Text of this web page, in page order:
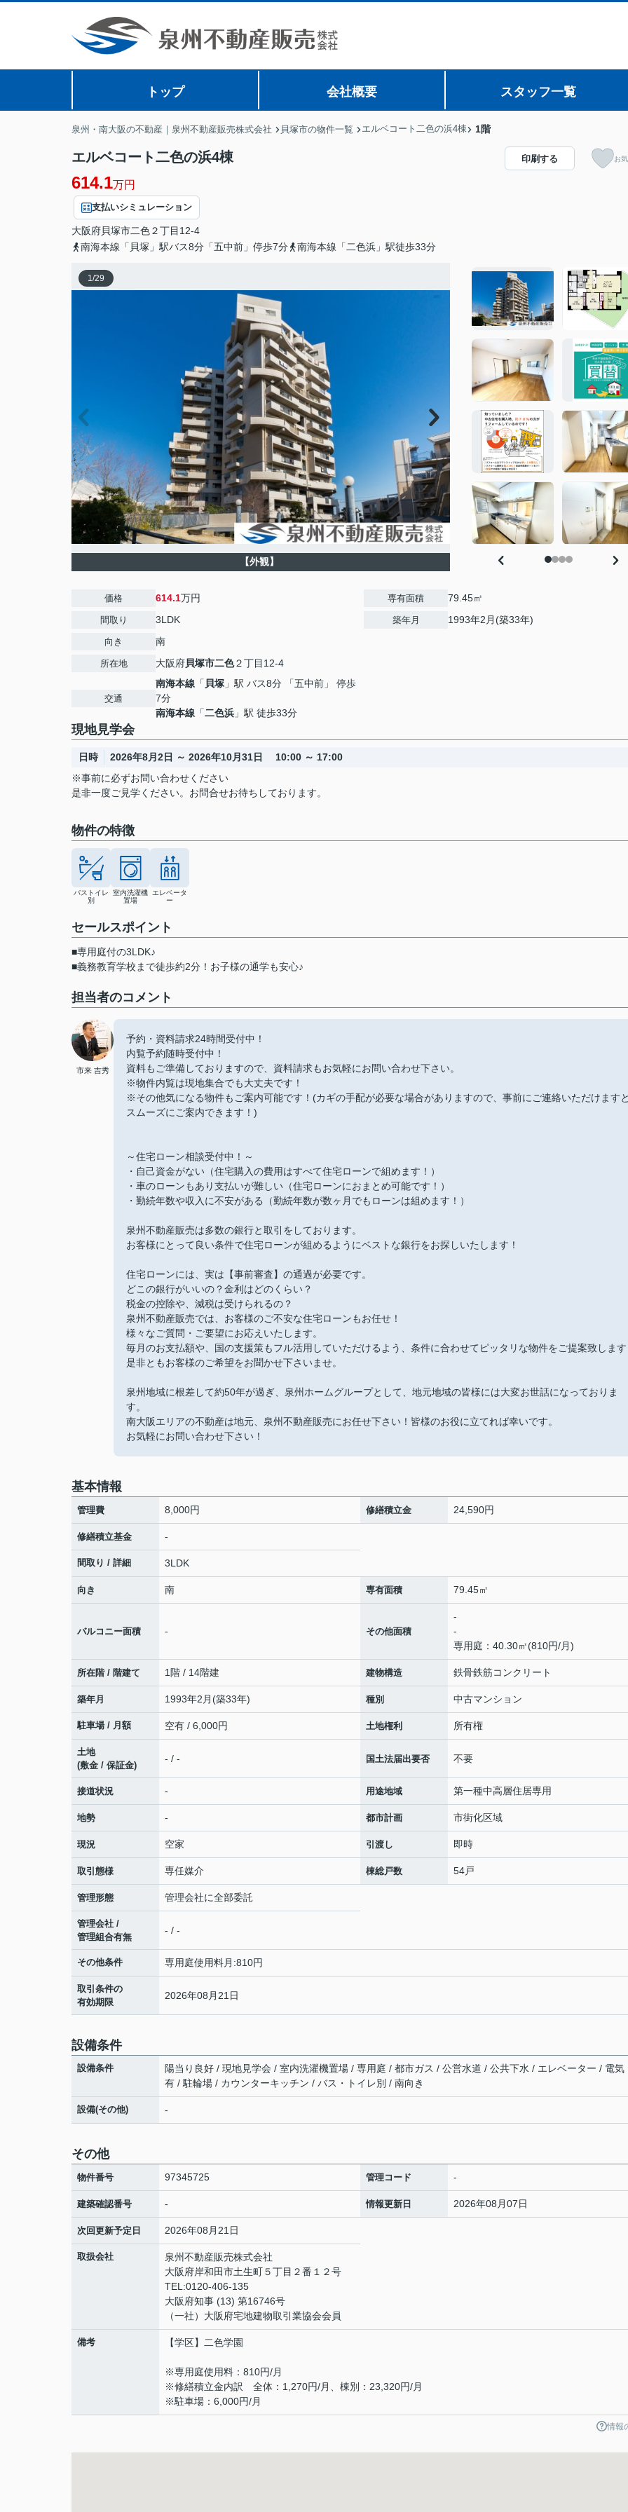
トップ 会社概要 スタッフ一覧
泉州・南大阪の不動産｜泉州不動産販売株式会社 貝塚市の物件一覧 エルベコート二色の浜4棟 1階
エルベコート二色の浜4棟
614.1万円
支払いシミュレーション
大阪府貝塚市二色２丁目12-4
南海本線「貝塚」駅バス8分「五中前」停歩7分
南海本線「二色浜」駅徒歩33分
印刷する お
1/29
【外観】
価格 614.1万円
間取り 3LDK
向き 南
所在地 大阪府貝塚市二色２丁目12-4
交通
南海本線 「 貝塚 」駅 バス8分 「五中前」 停歩
7分
南海本線 「二色浜 」駅 徒歩33分
専有面積 79.45㎡
築年月 1993年2月(築33年)
現地見学会
日時
2026年8月2日 ～ 2026年10月31日 10:00 ～ 17:00
※事前に必ずお問い合わせください
是非一度ご見学ください。お問合せお待ちしております。
物件の特徴
バストイレ
別
室内洗濯機
置場
エレベータ
ー
セールスポイント
■専用庭付の3LDK♪
■義務教育学校まで徒歩約2分！お子様の通学も安心♪
担当者のコメント
市来 吉秀
予約・資料請求24時間受付中！
内覧予約随時受付中！
資料もご準備しておりますので、資料請求もお気軽にお問い合わせ下さい。
※物件内覧は現地集合でも大丈夫です！
※その他気になる物件もご案内可能です！(カギの手配が必要な場合がありますので、事前にご連絡いただけます
スムーズにご案内できます！)
～住宅ローン相談受付中！～
・自己資金がない（住宅購入の費用はすべて住宅ローンで組めます！）
・車のローンもあり支払いが難しい（住宅ローンにおまとめ可能です！）
・勤続年数や収入に不安がある（勤続年数が数ヶ月でもローンは組めます！）
泉州不動産販売は多数の銀行と取引をしております。
お客様にとって良い条件で住宅ローンが組めるようにベストな銀行をお探しいたします！
住宅ローンには、実は【事前審査】の通過が必要です。
どこの銀行がいいの？金利はどのくらい？
税金の控除や、減税は受けられるの？
泉州不動産販売では、お客様のご不安な住宅ローンもお任せ！
様々なご質問・ご要望にお応えいたします。
毎月のお支払額や、国の支援策もフル活用していただけるよう、条件に合わせてピッタリな物件をご提案致しま
是非ともお客様のご希望をお聞かせ下さいませ。
泉州地域に根差して約50年が過ぎ、泉州ホームグループとして、地元地域の皆様には大変お世話になっておりま
す。
南大阪エリアの不動産は地元、泉州不動産販売にお任せ下さい！皆様のお役に立てれば幸いです。
お気軽にお問い合わせ下さい！
基本情報
管理費 8,000円 修繕積立金 24,590円
修繕積立基金 -
間取り / 詳細 3LDK
向き 南 専有面積 79.45㎡
バルコニー面積 - その他面積
-
-
専用庭：40.30㎡(810円/月)
所在階 / 階建て 1階 / 14階建 建物構造 鉄骨鉄筋コンクリート
築年月 1993年2月(築33年) 種別 中古マンション
駐車場 / 月額 空有 / 6,000円 土地権利 所有権
土地
(敷金 / 保証金)
- / - 国土法届出要否 不要
接道状況 - 用途地域 第一種中高層住居専用
地勢 - 都市計画 市街化区域
現況 空家 引渡し 即時
取引態様 専任媒介 棟総戸数 54戸
管理形態 管理会社に全部委託
管理会社 /
管理組合有無
- / -
その他条件 専用庭使用料月:810円
取引条件の
有効期限
2026年08月21日
設備条件
設備条件
陽当り良好 / 現地見学会 / 室内洗濯機置場 / 専用庭 / 都市ガス / 公営水道 / 公共下水 / エレベーター / 電気
有 / 駐輪場 / カウンターキッチン / バス・トイレ別 / 南向き
設備(その他) -
その他
物件番号 97345725 管理コード -
建築確認番号 - 情報更新日 2026年08月07日
次回更新予定日 2026年08月21日
取扱会社
泉州不動産販売株式会社
大阪府岸和田市土生町５丁目２番１２号
TEL:0120-406-135
大阪府知事 (13) 第16746号
（一社）大阪府宅地建物取引業協会会員
備考 【学区】二色学園
※専用庭使用料：810円/月
※修繕積立金内訳 全体：1,270円/月、棟別：23,320円/月
※駐車場：6,000円/月
情報